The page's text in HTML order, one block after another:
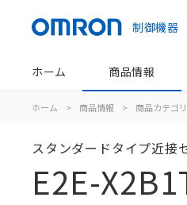
制御機器
ホーム 商品情報
ホーム > 商品情報 > 商品カテゴリ
スタンダードタイプ近接
E2E-